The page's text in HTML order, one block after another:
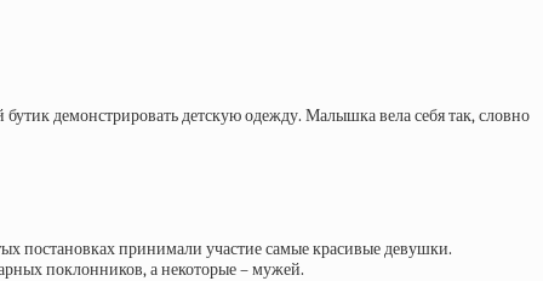
демонстрировать детскую одежду. Малышка вела себя так, словно
постановках принимали участие самые красивые девушки.
поклонников, а некоторые – мужей.